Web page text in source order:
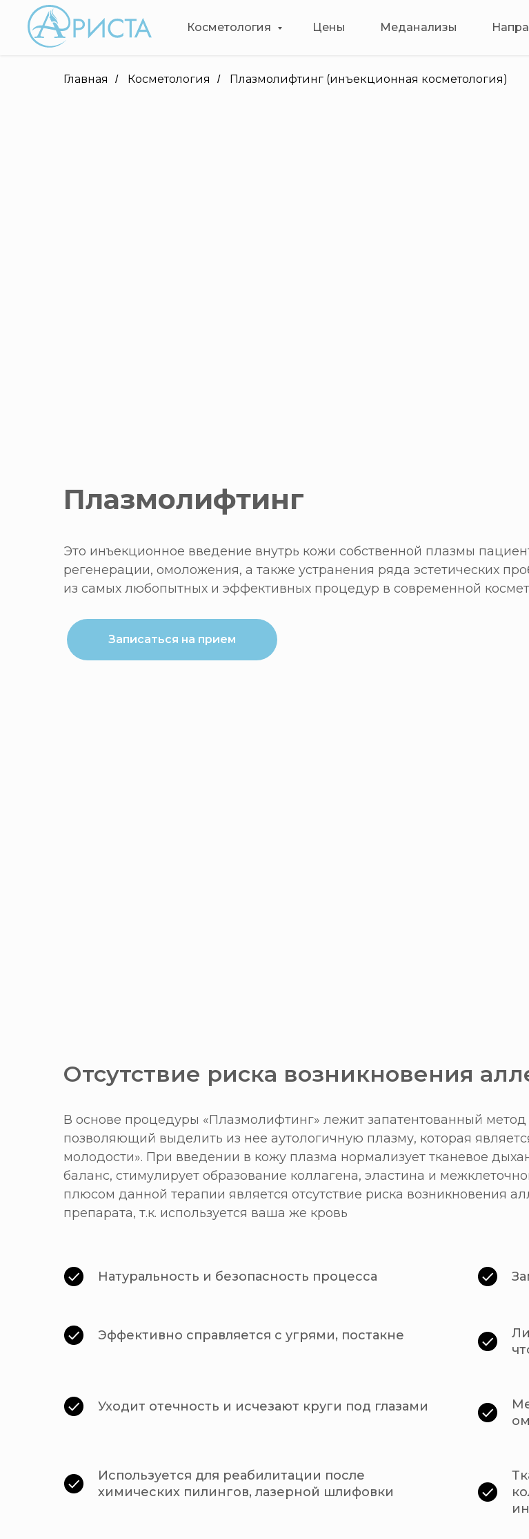
Косметология Цены Меданализы
Главная / Косметология / Плазмолифтинг (инъекционная косметология)
Плазмолифтинг
Это инъекционное введение внутрь кожи собственной плазмы
регенерации, омоложения, а также устранения ряда эстетических
из самых любопытных и эффективных процедур в современной
Записаться на прием
Отсутствие риска возникновения
В основе процедуры «Плазмолифтинг» лежит запатентованный метод
позволяющий выделить из нее аутологичную плазму, которая
молодости». При введении в кожу плазма нормализует тканевое
баланс, стимулирует образование коллагена, эластина и
плюсом данной терапии является отсутствие риска возникновения
препарата, т.к. используется ваша же кровь
Натуральность и безопасность процесса
Эффективно справляется с угрями, постакне
Уходит отечность и исчезают круги под глазами
Используется для реабилитации после
химических пилингов, лазерной шлифовки